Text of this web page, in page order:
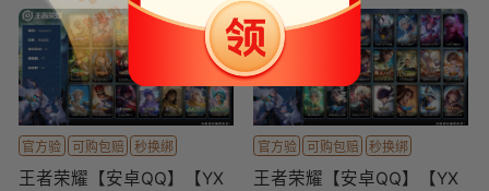
官方验 可购包赔 秒换绑
王者荣耀【安卓QQ】【YX
官方验 可购包赔 秒换绑
王者荣耀【安卓QQ】【YX